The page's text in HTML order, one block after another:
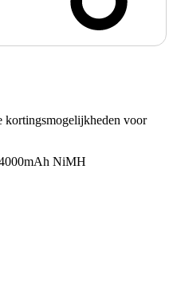
kortingsmogelijkheden voor
NiMH